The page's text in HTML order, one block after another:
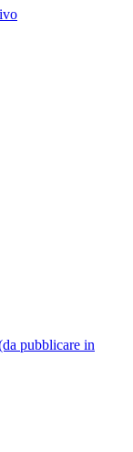
pubblicare in